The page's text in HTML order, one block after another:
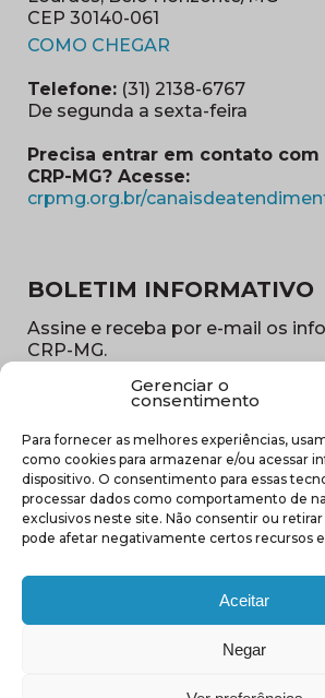
Gerenciar o
consentimento
Para fornecer as melhores experiências,
como cookies para armazenar e/ou acessar
dispositivo. O consentimento para essas
processar dados como comportamento de
exclusivos neste site. Não consentir ou
pode afetar negativamente certos recursos
Aceitar
Negar
CEP 30140-061
COMO CHEGAR
Telefone: (31) 2138-6767
De segunda a sexta-feira
Precisa entrar em contato com
CRP-MG? Acesse:
crpmg.org.br/
BOLETIM INFORMATIVO
Assine e receba por e-mail os
CRP-MG.
E-
mail
(obrigatório)
Sub
região